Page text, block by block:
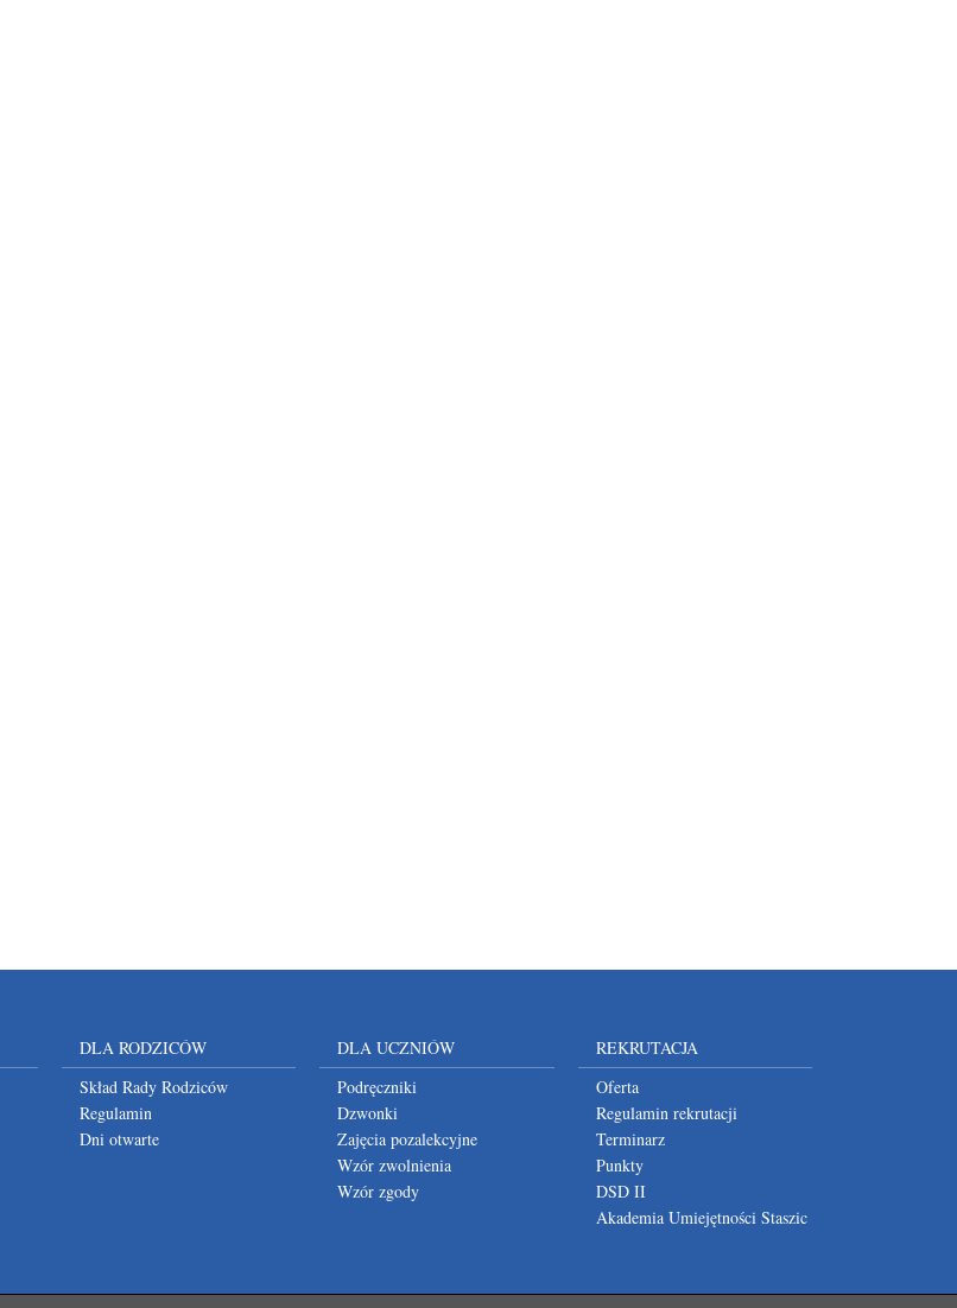
DLA RODZICÓW
Skład Rady Rodziców
Regulamin
Dni otwarte
DLA UCZNIÓW
Podręczniki
Dzwonki
Zajęcia pozalekcyjne
Wzór zwolnienia
Wzór zgody
REKRUTACJA
Oferta
Regulamin rekrutacji
Terminarz
Punkty
DSD II
Akademia Umiejętności Staszic